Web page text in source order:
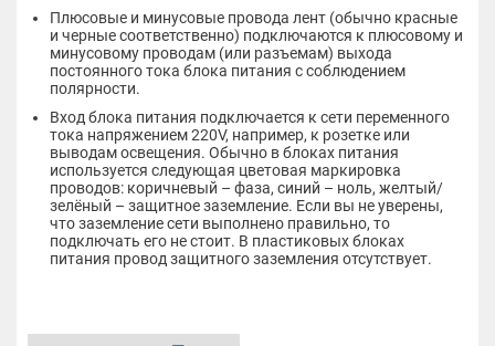
Плюсовые и минусовые провода лент (обычно красные
и черные соответственно) подключаются к плюсовому и
минусовому проводам (или разъемам) выхода
постоянного тока блока питания с соблюдением
полярности.
Вход блока питания подключается к сети переменного
тока напряжением 220V, например, к розетке или
выводам освещения. Обычно в блоках питания
используется следующая цветовая маркировка
проводов: коричневый – фаза, синий – ноль, желтый/
зелёный – защитное заземление. Если вы не уверены,
что заземление сети выполнено правильно, то
подключать его не стоит. В пластиковых блоках
питания провод защитного заземления отсутствует.